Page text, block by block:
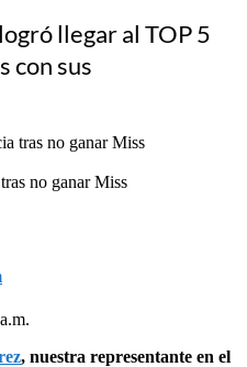
llegar al TOP 5
con sus
no ganar Miss
, nuestra representante en el